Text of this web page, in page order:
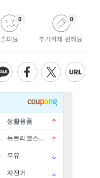
슬퍼요
0
추가취재 원해요
0